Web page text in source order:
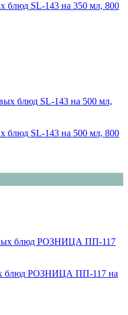
блюд SL-143 на 350 мл, 800
блюд SL-143 на 500 мл, 800
блюд РОЗНИЦА ПП-117 на